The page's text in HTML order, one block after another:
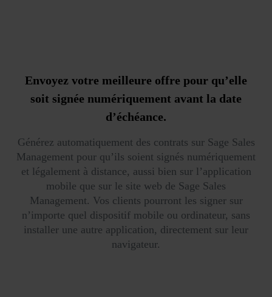
Envoyez votre meilleure offre pour qu’elle
soit signée numériquement avant la date
d’échéance.
Générez automatiquement des contrats sur Sage Sales
Management pour qu’ils soient signés numériquement
et légalement à distance, aussi bien sur l’application
mobile que sur le site web de Sage Sales
Management. Vos clients pourront les signer sur
n’importe quel dispositif mobile ou ordinateur, sans
installer une autre application, directement sur leur
navigateur.